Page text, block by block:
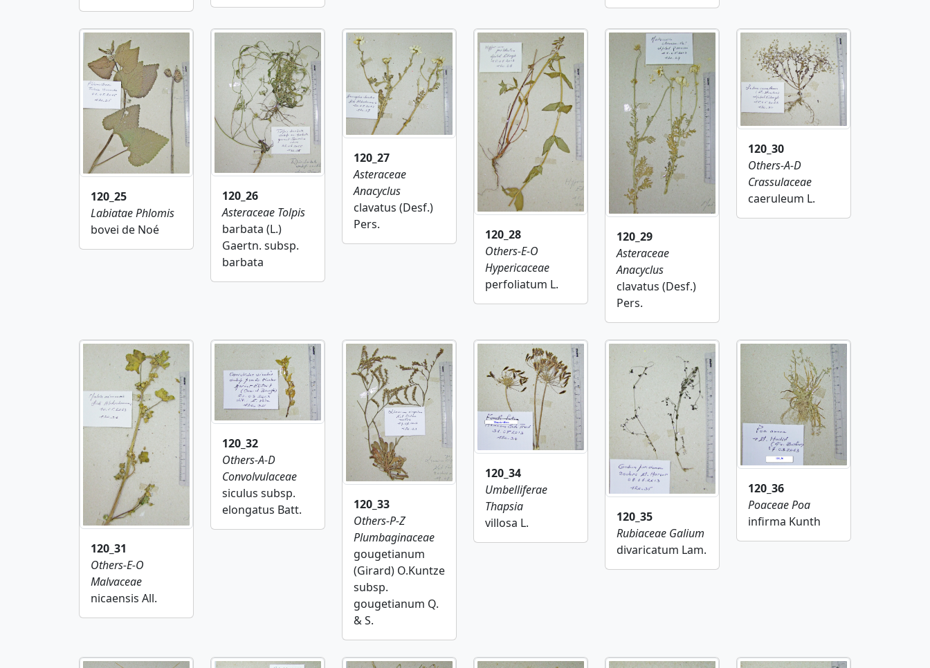
120_25
LabiataePhlomis
bovei de Noé
120_26
Asteraceae Tolpis
barbata (L.)
Gaertn. subsp.
barbata
120_27
Asteraceae
Anacyclus
clavatus (Desf.)
Pers.
120_28
Others-E-O
Hypericaceae
perfoliatum L.
120_29
Asteraceae
Anacyclus
clavatus (Desf.)
Pers.
120_30
Others-A-D
Crassulaceae
caeruleum L.
120_31
Others-E-O
Malvaceae
nicaensis All.
120_32
Others-A-D
Convolvulaceae
siculus subsp.
elongatus Batt.
120_33
Others-P-Z
Plumbaginaceae
gougetianum
(Girard) O.Kuntze
subsp.
gougetianum Q.
& S.
120_34
Umbelliferae
Thapsia
villosa L.
120_35
Rubiaceae Galium
divaricatum Lam.
120_36
PoaceaePoa
infirma Kunth